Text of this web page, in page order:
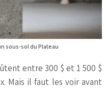
sous-sol du Plateau
entre 300 $ et 1 500 $
Mais il faut les voir avant